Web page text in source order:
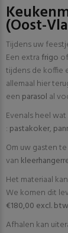
(Oost-
Tijdens uw
Een extrafrigo
tijdens de koffie
allemaal hier
een parasol al
Evenals heel
: pastakoker,
Om uw gasten
van
Het materiaal
We komen dit
€180,00 excl. btw
Afhalen kan